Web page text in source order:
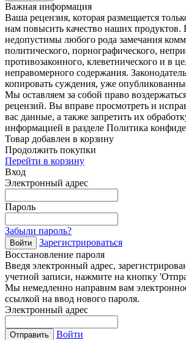
Важная информация
Ваша рецензия, которая размещается
нам повысить качество наших продуктов.
недопустимы любого рода замечания
политического, порнографического,
противозаконного, клеветнического и в
неправомерного содержания.
копировать суждения, уже
Мы оставляем за собой право
рецензий. Вы вправе просмотреть и
вас данные, а также запретить их
информацией в разделе Политика
Товар добавлен в корзину
Продолжить покупки
Перейти в корзину
Вход
Электронный адрес
Пароль
Забыли пароль?
Войти
Зарегистрироваться
Восстановление пароля
Введя электронный адрес,
учетной записи, нажмите на кнопку
Мы немедленно направим вам
ссылкой на ввод нового пароля.
Электронный адрес
Отправить
Войти